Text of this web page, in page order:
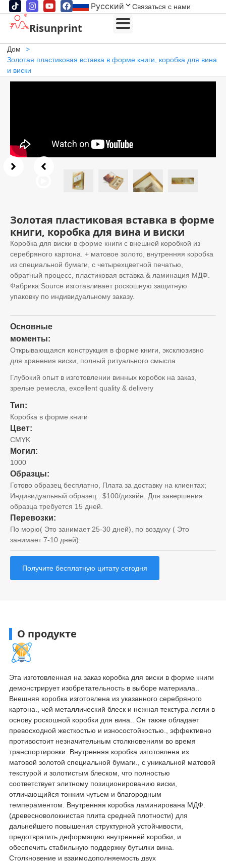
Русский Связаться с нами
Risunprint
Дом
>
Золотая пластиковая вставка в форме книги, коробка для вина
и виски
Золотая пластиковая вставка в форме
книги, коробка для вина и виски
Коробка для виски в форме книги с внешней коробкой из
серебряного картона. + матовое золото, внутренняя коробка
из специальной бумаги, с четырехцветной печатью,
обратный процесс, пластиковая вставка & ламинация МДФ.
Фабрика Source изготавливает роскошную защитную
упаковку по индивидуальному заказу.
Основные
моменты:
Открывающаяся конструкция в форме книги, эксклюзивно
для хранения виски, полный ритуального смысла
Глубокий опыт в изготовлении винных коробок на заказ,
зрелые ремесла, excellent quality & delivery
Тип:
Коробка в форме книги
Цвет:
CMYK
Могил:
1000
Образцы:
Готово образец бесплатно, Плата за доставку на клиентах;
Индивидуальный образец : $100/дизайн. Для завершения
образца требуется 15 дней.
Перевозки:
По морю( Это занимает 25-30 дней), по воздуху ( Это
занимает 7-10 дней).
Получите бесплатную цитату сегодня
О продукте
Эта изготовленная на заказ коробка для виски в форме книги
демонстрирует изобретательность в выборе материала..
Внешняя коробка изготовлена ​​из указанного серебряного
картона., чей металлический блеск и нежная текстура легли в
основу роскошной коробки для вина.. Он также обладает
превосходной жесткостью и износостойкостью., эффективно
противостоит незначительным столкновениям во время
транспортировки. Внутренняя коробка изготовлена ​​из
матовой золотой специальной бумаги., с уникальной матовой
текстурой и золотистым блеском, что полностью
соответствует элитному позиционированию виски,
отличающийся тонким чутьем и благородным
темпераментом. Внутренняя коробка ламинирована МДФ.
(древесноволокнистая плита средней плотности) для
дальнейшего повышения структурной устойчивости,
предотвратить деформацию внутренней коробки, и
обеспечить стабильную поддержку бутылки вина.
Столкновение и взаимодополняемость двух